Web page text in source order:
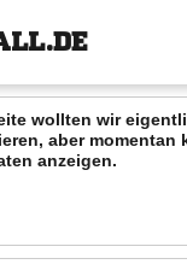
wollten wir
aber momentan
anzeigen.